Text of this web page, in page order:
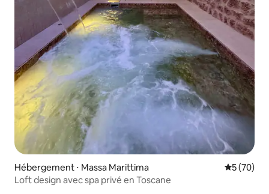
Hébergement ⋅ Massa Marittima
5 (70)
Loft design avec spa privé en Toscane